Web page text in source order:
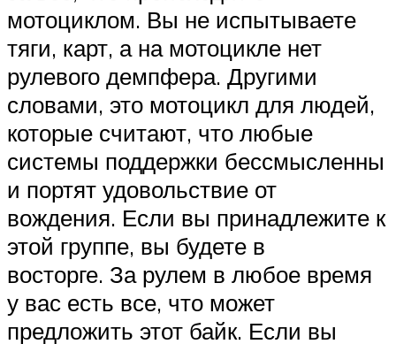
мотоциклом. Вы не испытываете
тяги, карт, а на мотоцикле нет
рулевого демпфера. Другими
словами, это мотоцикл для людей,
которые считают, что любые
системы поддержки бессмысленны
и портят удовольствие от
вождения. Если вы принадлежите к
этой группе, вы будете в
восторге. За рулем в любое время
у вас есть все, что может
предложить этот байк. Если вы